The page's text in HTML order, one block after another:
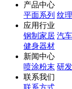
产品中心
平面系列 纹
应用行业
钢制家居 汽
健身器材
新闻中心
喷涂粉末 研
联系我们
联系方式